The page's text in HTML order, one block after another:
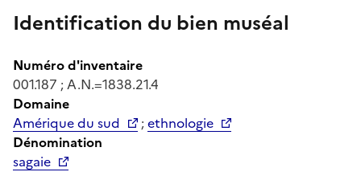
Identification du bien muséal
Numéro d'inventaire
001.187 ; A.N.=1838.21.4
Domaine
Amérique du sud
;ethnologie
Dénomination
sagaie